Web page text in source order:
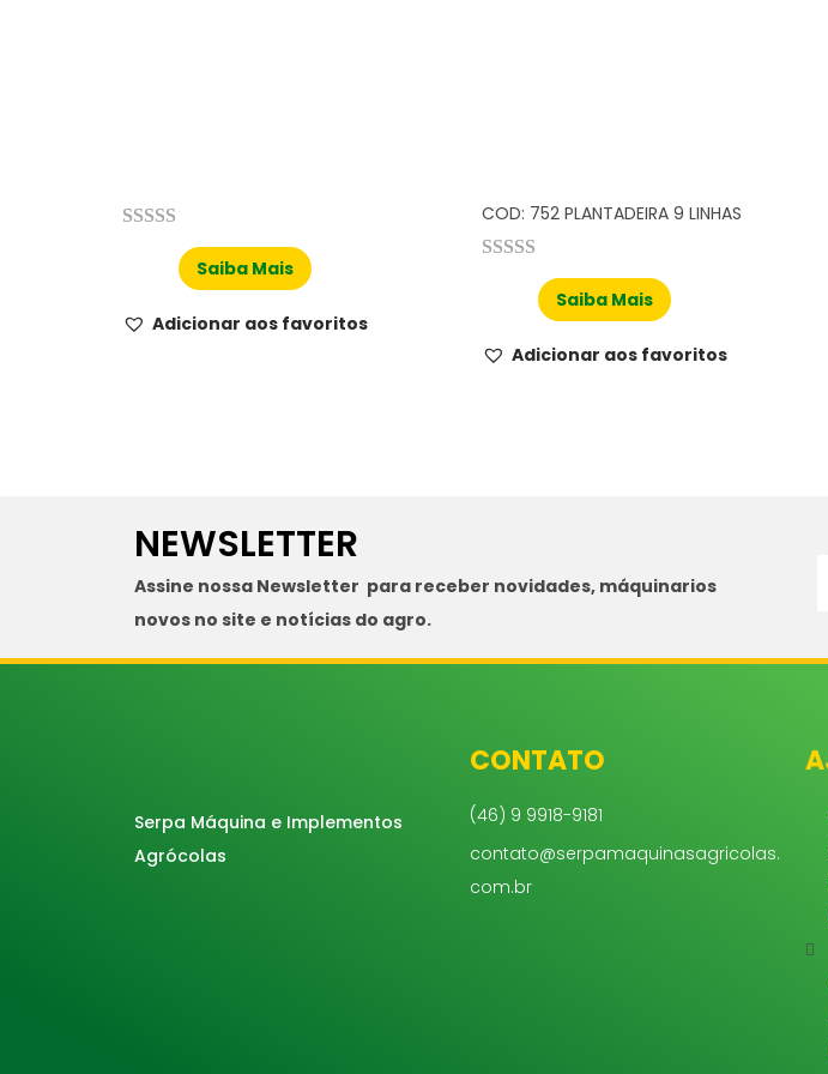
Saiba Mais
Adicionar aos favoritos
COD: 752 PLANTADEIRA 9 LINHAS
Saiba Mais
Adicionar aos favoritos
NEWSLETTER
Assine nossa Newsletter para receber novidades, máquinarios
novos no site e notícias do agro.
Serpa Máquina e Implementos
Agrócolas
CONTATO
(46) 9 9918-9181
contato@serpamaquinasagricolas.
com.br